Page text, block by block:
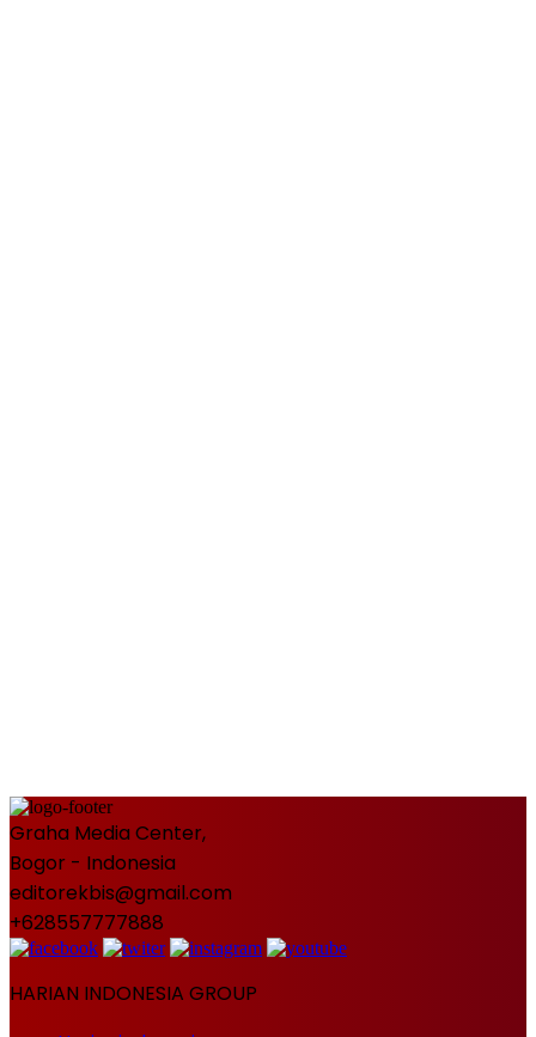
Graha Media Center,
Bogor - Indonesia
editorekbis@gmail.com
+628557777888
HARIAN INDONESIA GROUP